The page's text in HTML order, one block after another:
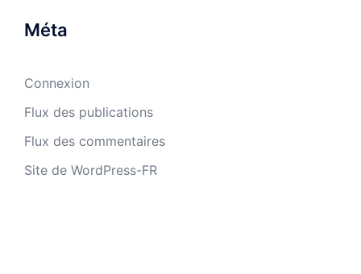
Méta
Connexion
Flux des publications
Flux des commentaires
Site de WordPress-FR